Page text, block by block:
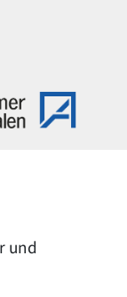
und